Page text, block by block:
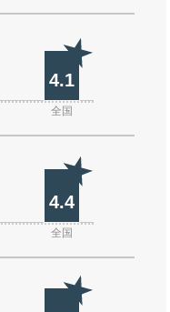
4.1
全国
4.4
全国